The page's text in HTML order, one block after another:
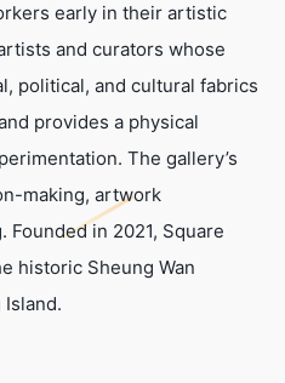
early in their artistic
and curators whose
political, and cultural fabrics
provides a physical
The gallery’s
making, artwork
in 2021, Square
historic Sheung Wan